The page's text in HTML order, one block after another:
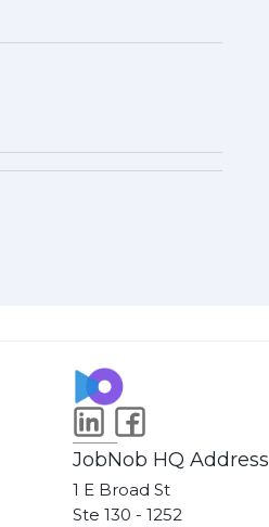
JobNob HQ Address
1 E Broad St
Ste 130 - 1252